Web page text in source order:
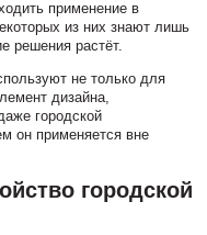
применение в
из них знают лишь
решения растёт.
не только для
дизайна,
городской
он применяется вне
городской